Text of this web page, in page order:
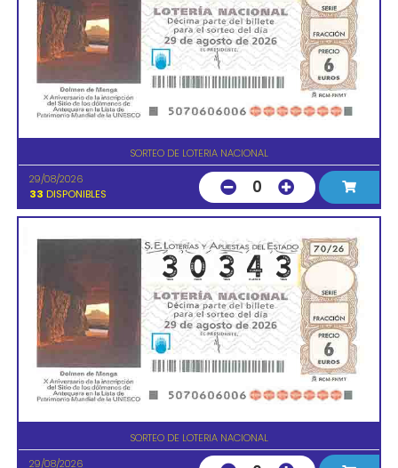
SORTEO DE LOTERIA NACIONAL
29/08/2026
33 DISPONIBLES 0
SORTEO DE LOTERIA NACIONAL
29/08/2026